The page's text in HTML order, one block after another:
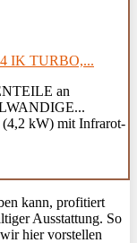
IK TURBO,...
an
kW) mit Infrarot-
kann, profitiert
Ausstattung. So
hier vorstellen